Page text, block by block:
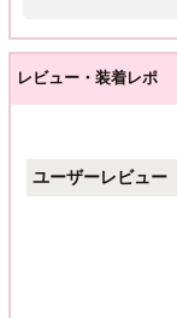
レビュー・装着レポ
ユーザーレビュー